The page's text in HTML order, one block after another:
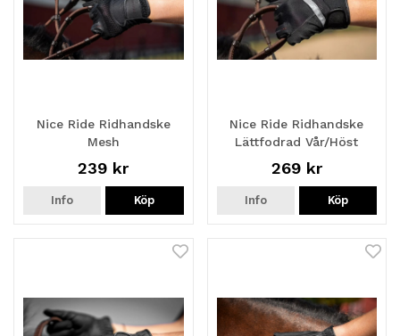
Nice Ride Ridhandske
Mesh
239 kr
Info Köp
Nice Ride Ridhandske
Lättfodrad Vår/Höst
269 kr
Info Köp